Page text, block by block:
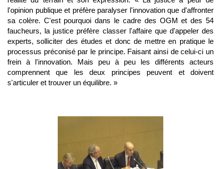
l'opinion publique et préfère paralyser l'innovation que d'affronter
sa colère. C'est pourquoi dans le cadre des OGM et des 54
faucheurs, la justice préfère classer l'affaire que d'appeler des
experts, solliciter des études et donc de mettre en pratique le
processus préconisé par le principe. Faisant ainsi de celui-ci un
frein à l'innovation. Mais peu à peu les différents acteurs
comprennent que les deux principes peuvent et doivent
s'articuler et trouver un équilibre. »